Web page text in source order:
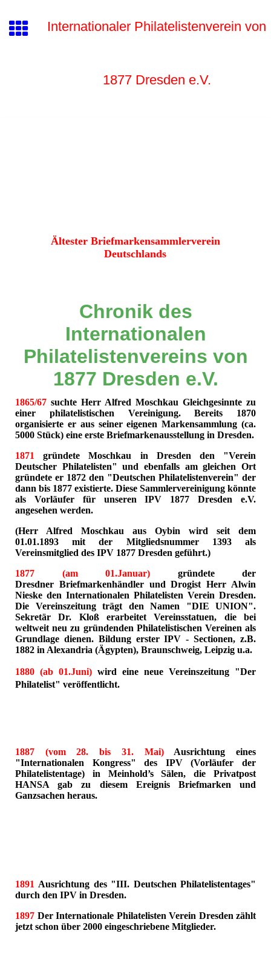
Internationaler Philatelistenverein von
1877 Dresden e.V.
Ältester Briefmarkensammlerverein
Deutschlands
Chronik des
Internationalen
Philatelistenvereins von
1877 Dresden e.V.
1865/67 suchte Herr Alfred Moschkau Gleichgesinnte zu
einer philatelistischen Vereinigung. Bereits 1870
organisierte er aus seiner eigenen Markensammlung (ca.
5000 Stück) eine erste Briefmarkenausstellung in Dresden.
1871gründete Moschkau in Dresden den "Verein
Deutscher Philatelisten" und ebenfalls am gleichen Ort
gründete er 1872 den "Deutschen Philatelistenverein" der
dann bis 1877 existierte. Diese Sammlervereinigung könnte
als Vorläufer für unseren IPV 1877 Dresden e.V.
angesehen werden.
(Herr Alfred Moschkau aus Oybin wird seit dem
01.01.1893 mit der Mitgliedsnummer 1393 als
Vereinsmitglied des IPV 1877 Dresden geführt.)
1877 (am 01.Januar)
gründete der
Dresdner Briefmarkenhändler und Drogist Herr Alwin
Nieske den Internationalen Philatelisten Verein Dresden.
Die Vereinszeitung trägt den Namen "DIE UNION".
Sekretär Dr. Kloß erarbeitet Vereinsstatuen, die bei
weltweit neu zu gründenden Philatelistischen Vereinen als
Grundlage dienen. Bildung erster IPV - Sectionen, z.B.
1882 in Alexandria (Ägypten), Braunschweig, Leipzig u.a.
1880 (ab 01.Juni) wird eine neue Vereinszeitung "Der
Philatelist" veröffentlicht.
1887 (vom 28. bis 31. Mai)
Ausrichtung eines
"Internationalen Kongress" des IPV (Vorläufer der
Philatelistentage) in Meinhold’s Sälen, die Privatpost
HANSA gab zu diesem Ereignis Briefmarken und
Ganzsachen heraus.
1891 Ausrichtung des "III. Deutschen Philatelistentages"
durch den IPV in Dresden.
1897 Der Internationale Philatelisten Verein Dresden zählt
jetzt schon über 2000 eingeschriebene Mitglieder.